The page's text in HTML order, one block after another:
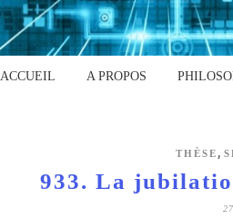
ACCUEIL A PROPOS
THÈSE ,
933. La